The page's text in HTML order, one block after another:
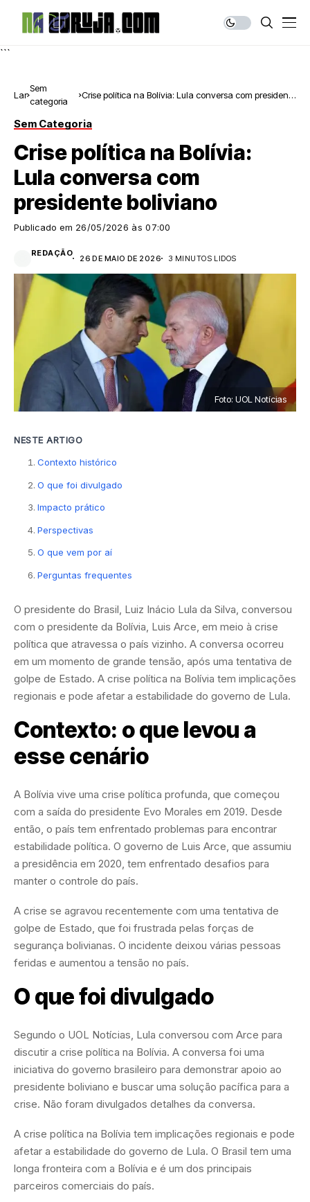
```
Lar
Sem
categoria
Crise política na Bolívia: Lula conversa com presidente
Sem Categoria
Crise política na Bolívia:
Lula conversa com
presidente boliviano
Publicado em 26/05/2026 às 07:00
REDAÇÃO
26 DE MAIO DE 2026 3 MINUTOS LIDOS
Foto: UOL Notícias
NESTE ARTIGO
Contexto histórico
O que foi divulgado
Impacto prático
Perspectivas
O que vem por aí
Perguntas frequentes
O presidente do Brasil, Luiz Inácio Lula da Silva, conversou
com o presidente da Bolívia, Luis Arce, em meio à crise
política que atravessa o país vizinho. A conversa ocorreu
em um momento de grande tensão, após uma tentativa de
golpe de Estado. A crise política na Bolívia tem implicações
regionais e pode afetar a estabilidade do governo de Lula.
Contexto: o que levou a
esse cenário
A Bolívia vive uma crise política profunda, que começou
com a saída do presidente Evo Morales em 2019. Desde
então, o país tem enfrentado problemas para encontrar
estabilidade política. O governo de Luis Arce, que assumiu
a presidência em 2020, tem enfrentado desafios para
manter o controle do país.
A crise se agravou recentemente com uma tentativa de
golpe de Estado, que foi frustrada pelas forças de
segurança bolivianas. O incidente deixou várias pessoas
feridas e aumentou a tensão no país.
O que foi divulgado
Segundo o UOL Notícias, Lula conversou com Arce para
discutir a crise política na Bolívia. A conversa foi uma
iniciativa do governo brasileiro para demonstrar apoio ao
presidente boliviano e buscar uma solução pacífica para a
crise. Não foram divulgados detalhes da conversa.
A crise política na Bolívia tem implicações regionais e pode
afetar a estabilidade do governo de Lula. O Brasil tem uma
longa fronteira com a Bolívia e é um dos principais
parceiros comerciais do país.